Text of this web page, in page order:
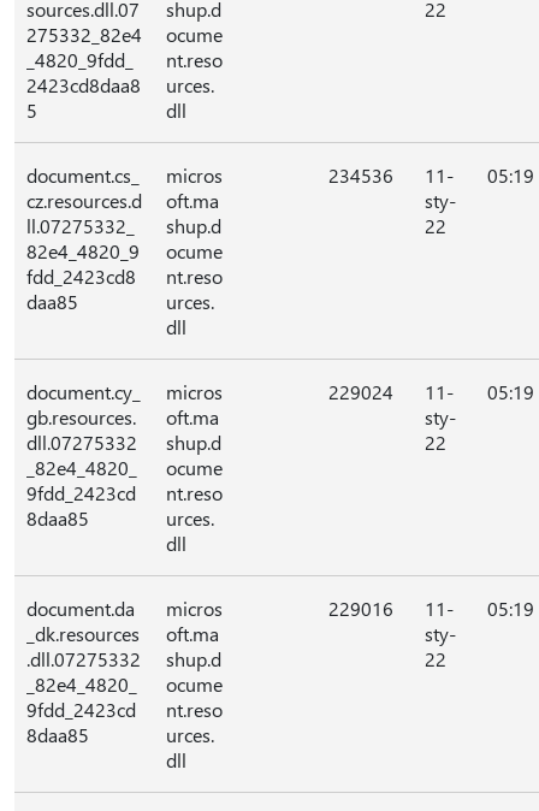
sources.dll.07
275332_82e4
_4820_9fdd_
2423cd8daa8
5
shup.d
ocume
nt.reso
urces.
dll
22
document.cs_
cz.resources.d
ll.07275332_
82e4_4820_9
fdd_2423cd8
daa85
micros
oft.ma
shup.d
ocume
nt.reso
urces.
dll
234536
11-
sty-
22
05:19
document.cy_
gb.resources.
dll.07275332
_82e4_4820_
9fdd_2423cd
8daa85
micros
oft.ma
shup.d
ocume
nt.reso
urces.
dll
229024
11-
sty-
22
05:19
document.da
_dk.resources
.dll.07275332
_82e4_4820_
9fdd_2423cd
8daa85
micros
oft.ma
shup.d
ocume
nt.reso
urces.
dll
229016
11-
sty-
22
05:19